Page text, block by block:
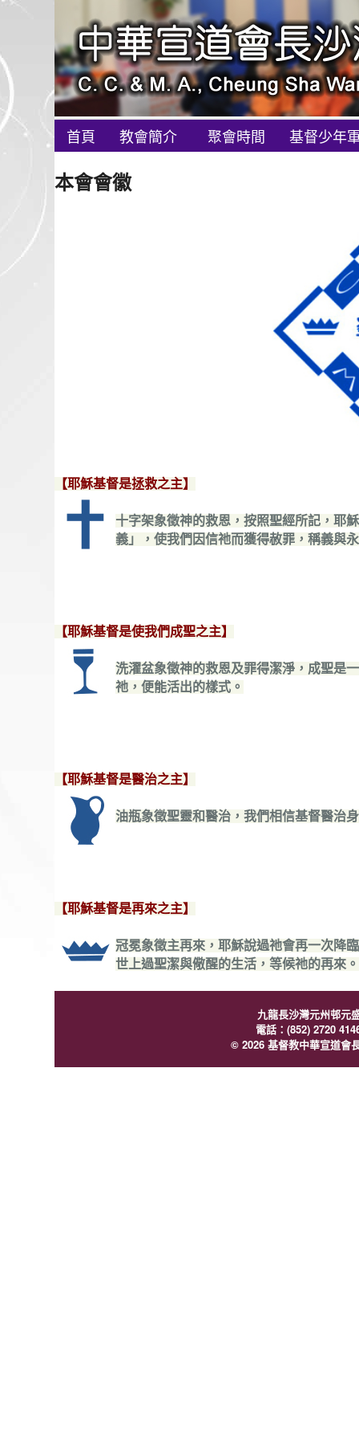
首頁 教會簡介 聚會時間 基督少年
本會會徽
【耶穌基督是拯救之主】
十字架象徵神的救恩，按照聖經所記，耶
義」，使我們因信祂而獲得赦罪，稱義與
【耶穌基督是使我們成聖之主】
洗濯盆象徵神的救恩及罪得潔淨，成聖是
祂，便能活出的樣式。
【耶穌基督是醫治之主】
油瓶象徵聖靈和醫治，我們相信基督醫治
【耶穌基督是再來之主】
冠冕象徵主再來，耶穌說過祂會再一次降
世上過聖潔與儆醒的生活，等候祂的再來。
九龍長沙灣元州邨元
電話：(852) 2720
© 2026 基督教中華宣道會